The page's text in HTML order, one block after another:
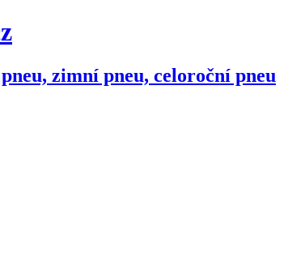
zimní pneu, celoroční pneu